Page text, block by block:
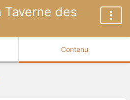
Taverne des
Contenu